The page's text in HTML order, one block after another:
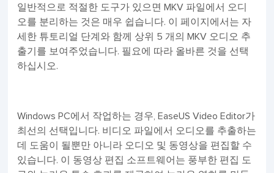
일반적으로 적절한 도구가 있으면 MKV 파일에서 오디
오를 분리하는 것은 매우 쉽습니다. 이 페이지에서는 자
세한 튜토리얼 단계와 함께 상위 5 개의 MKV 오디오 추
출기를 보여주었습니다. 필요에 따라 올바른 것을 선택
하십시오.
Windows PC에서 작업하는 경우, EaseUS Video Editor가
최선의 선택입니다. 비디오 파일에서 오디오를 추출하는
데 도움이 될뿐만 아니라 오디오 및 동영상을 편집할 수
있습니다. 이 동영상 편집 소프트웨어는 풍부한 편집 도